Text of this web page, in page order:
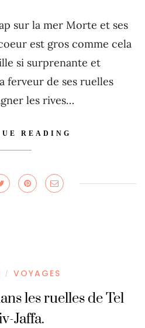
sur la mer Morte et ses
est gros comme cela
si surprenante et
ferveur de ses ruelles
les rives…
READING
/ VOYAGES
les ruelles de Tel
Jaffa.